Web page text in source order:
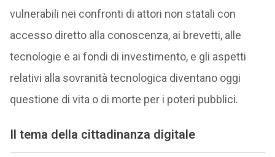
vulnerabili nei confronti di attori non statali con
accesso diretto alla conoscenza, ai brevetti, alle
tecnologie e ai fondi di investimento, e gli aspetti
relativi alla sovranità tecnologica diventano oggi
questione di vita o di morte per i poteri pubblici.
Il tema della cittadinanza digitale